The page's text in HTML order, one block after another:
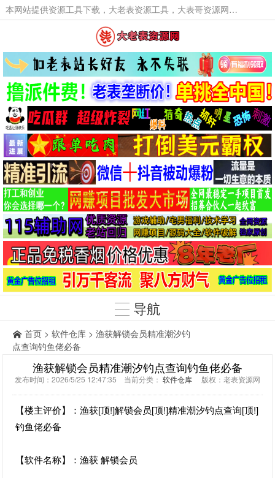
本网站提供资源工具下载，大老表资源工具，大表哥资源网软件工具，大老表资源下载，活动线报福利资源分享,活动线报，大型网游经典游戏，网络热门技术游戏辅助交流与分享。
导航
首页 > 软件仓库 > 渔获解锁会员精准潮汐钓
点查询钓鱼佬必备
渔获解锁会员精准潮汐钓点查询钓鱼佬必备
发布时间：2026/5/25 12:47:35 当前分类： 软件仓库 版权：老表资源网
【楼主评价】：渔获[顶!]解锁会员[顶!]精准潮汐钓点查询[顶!]
钓鱼佬必备
【软件名称】：渔获 解锁会员